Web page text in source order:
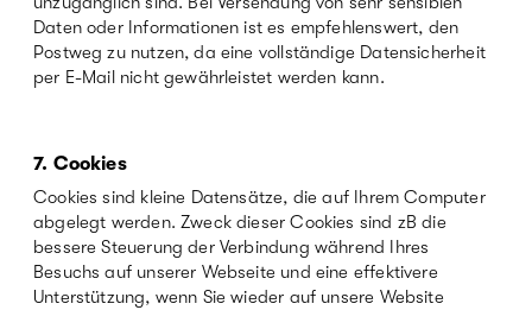
Daten oder Informationen ist es empfehlenswert, den
Postweg zu nutzen, da eine vollständige Datensicherheit
per E-Mail nicht gewährleistet werden kann.
7. Cookies
Cookies sind kleine Datensätze, die auf Ihrem Computer
abgelegt werden. Zweck dieser Cookies sind zB die
bessere Steuerung der Verbindung während Ihres
Besuchs auf unserer Webseite und eine effektivere
Unterstützung, wenn Sie wieder auf unsere Website